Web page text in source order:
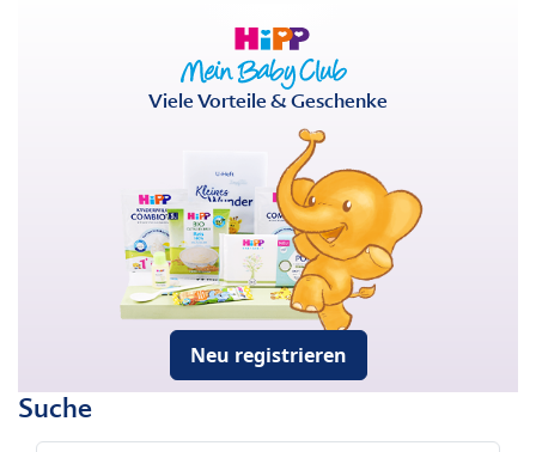
Viele Vorteile & Geschenke
Neu registrieren
Suche